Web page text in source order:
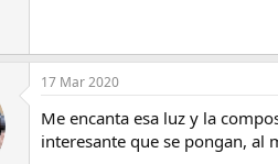
17 Mar 2020
Me encanta esa luz y la
interesante que se pongan, al